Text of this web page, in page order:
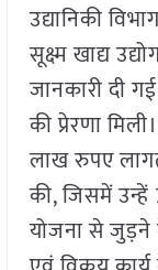
उद्यानिकी
सूक्ष्म खाद्य
जानकारी दी
की प्रेरणा
लाख रुपए
की, जिसमें उन्हें
योजना से जुड़ने